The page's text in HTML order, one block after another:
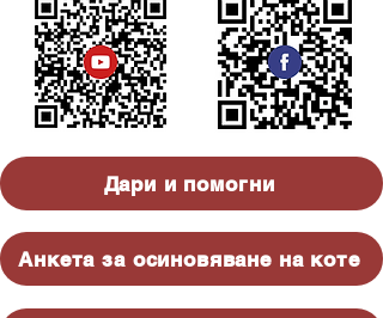
Дари и помогни
Анкета за осиновяване на коте